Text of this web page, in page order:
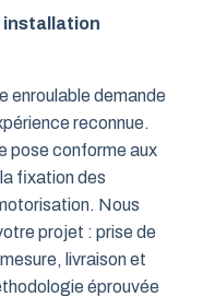
installation
enroulable demande
reconnue.
pose conforme aux
fixation des
Nous
projet : prise de
livraison et
éprouvée